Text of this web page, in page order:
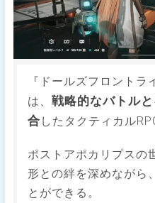
『ドールズフロントラ
は、戦略的なバトル
合 したタクティカル
ポストアポカリプスの
形との絆を深めながら
とができる。